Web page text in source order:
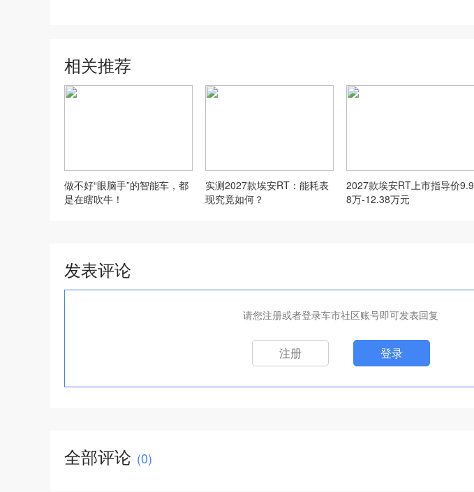
相关推荐
做不好“眼脑手”的智能车，都
是在瞎吹牛！
实测2027款埃安RT：能耗表
现究竟如何？
2027款埃安RT上市指导价9.9
8万-12.38万元
发表评论
请您注册或者登录车市社区账号即可发表回复
注册 登录
全部评论 (0)